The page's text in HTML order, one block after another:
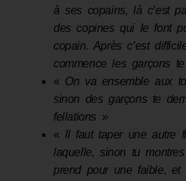
à ses copains, là c’est
des copines qui le font
copain. Après c’est
commence les garçons
« On va ensemble aux
sinon des garçons te
fellations »
« Il faut taper une autre
laquelle,sinon tu
prend pour une faible, et